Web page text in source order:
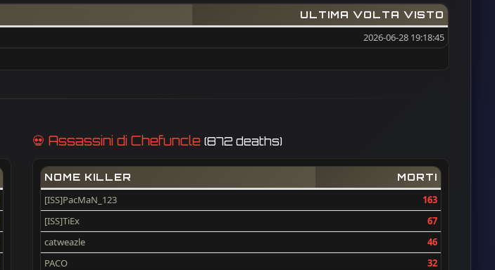
ULTIMA VOLTA VISTO
2026-06-28 19:18:45
💀 Assassini di Chefuncle (872 deaths)
NOME KILLER MORTI
[ISS]PacMaN_123
163
[ISS]TiEx
67
catweazle
46
PACO
32